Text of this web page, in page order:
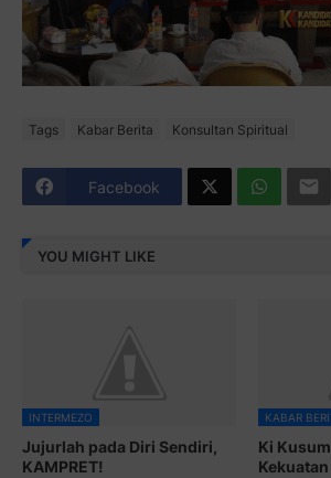
Tags Kabar Berita Konsultan Spiritual
Facebook
YOU MIGHT LIKE
INTERMEZO
Jujurlah pada Diri Sendiri,
KAMPRET!
KABAR
Ki